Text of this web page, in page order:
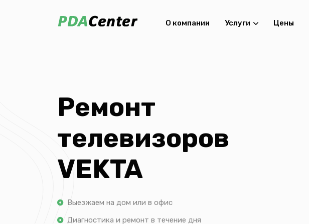
О компании Услуги Цены
Ремонт
телевизоров
VEKTA
Выезжаем на дом или в офис
Диагностика и ремонт в течение дня